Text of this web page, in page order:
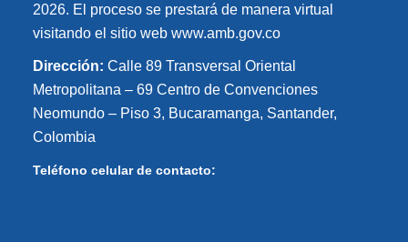
2026. El proceso se prestará de manera virtual
visitando el sitio web www.amb.gov.co
Dirección: Calle 89 Transversal Oriental
Metropolitana – 69 Centro de Convenciones
Neomundo – Piso 3, Bucaramanga, Santander,
Colombia
Teléfono celular de contacto: